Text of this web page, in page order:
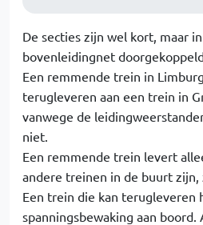
De secties zijn wel kort, maar
bovenleidingnet
Een remmende trein in
terugleveren aan een trein in
vanwege de
niet.
Een remmende trein levert
andere treinen in de buurt zijn,
Een trein die kan terugleveren
spanningsbewaking aan